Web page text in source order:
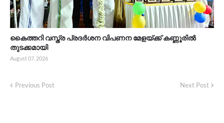
കൈത്തറി വസ്ത്ര പ്രദർശന വിപണന മേളയ്ക്ക് കണ്ണൂരിൽ
തുടക്കമായി
August 07, 2026
Previous Post Next Post